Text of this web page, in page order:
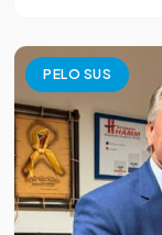
PELO SUS